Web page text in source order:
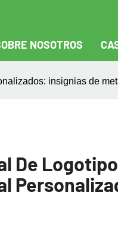
NOSOTROS
insignias de
De